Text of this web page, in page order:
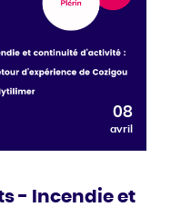
08
avril
- Incendie et